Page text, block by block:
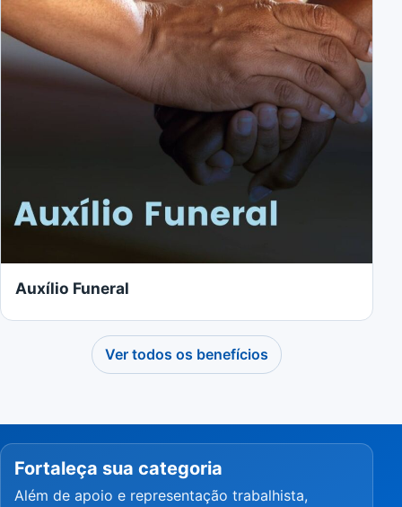
Auxílio Funeral
Ver todos os benefícios
Fortaleça sua categoria
Além de apoio e representação trabalhista,